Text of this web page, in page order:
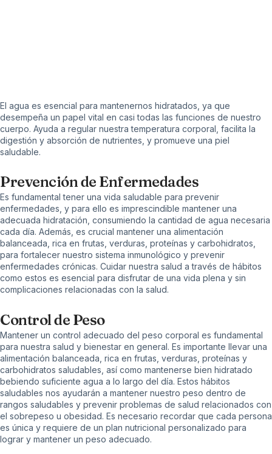
El agua es esencial para mantenernos hidratados, ya que
desempeña un papel vital en casi todas las funciones de nuestro
cuerpo. Ayuda a regular nuestra temperatura corporal, facilita la
digestión y absorción de nutrientes, y promueve una piel
saludable.
Prevención de Enfermedades
Es fundamental tener una vida saludable para prevenir
enfermedades, y para ello es imprescindible mantener una
adecuada hidratación, consumiendo la cantidad de agua necesaria
cada día. Además, es crucial mantener una alimentación
balanceada, rica en frutas, verduras, proteínas y carbohidratos,
para fortalecer nuestro sistema inmunológico y prevenir
enfermedades crónicas. Cuidar nuestra salud a través de hábitos
como estos es esencial para disfrutar de una vida plena y sin
complicaciones relacionadas con la salud.
Control de Peso
Mantener un control adecuado del peso corporal es fundamental
para nuestra salud y bienestar en general. Es importante llevar una
alimentación balanceada, rica en frutas, verduras, proteínas y
carbohidratos saludables, así como mantenerse bien hidratado
bebiendo suficiente agua a lo largo del día. Estos hábitos
saludables nos ayudarán a mantener nuestro peso dentro de
rangos saludables y prevenir problemas de salud relacionados con
el sobrepeso u obesidad. Es necesario recordar que cada persona
es única y requiere de un plan nutricional personalizado para
lograr y mantener un peso adecuado.